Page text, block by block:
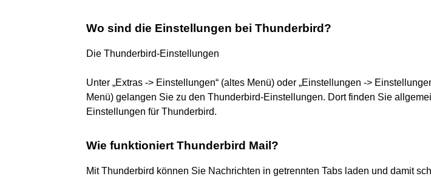
Wo sind die Einstellungen bei Thunderbird?
Die Thunderbird-Einstellungen
Unter „Extras -> Einstellungen“ (altes Menü) oder „Einstellungen ->
Menü) gelangen Sie zu den Thunderbird-Einstellungen. Dort finden Sie
Einstellungen für Thunderbird.
Wie funktioniert Thunderbird Mail?
Mit Thunderbird können Sie Nachrichten in getrennten Tabs laden und damit